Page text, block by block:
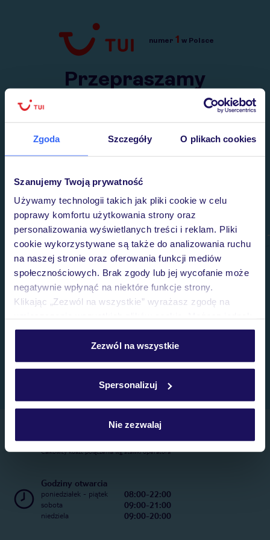
Zgoda Szczegóły O plikach cookies
Szanujemy Twoją prywatność
Używamy technologii takich jak pliki cookie w celu
poprawy komfortu użytkowania strony oraz
personalizowania wyświetlanych treści i reklam. Pliki
cookie wykorzystywane są także do analizowania ruchu
na naszej stronie oraz oferowania funkcji mediów
społecznościowych. Brak zgody lub jej wycofanie może
negatywnie wpłynąć na niektóre funkcje strony.
Klikając „Zezwól na wszystkie” wyrażasz zgodę na
personalizować swój wybór wchodząc w zakładkę
Szczegółowe informacje o plikach cookie znajdziesz
Zezwól na wszystkie
Spersonalizuj
Nie zezwalaj
Przejdź do TUI.pl
numer 1 w Polsce
Przepraszamy
Wysłaliśmy nasz serwis na krótkie wakacje.
Telefoniczne Centrum Rezerwacji
22 270 31 20
Całkowity koszt połączenia wg stawki operatora
Godziny otwarcia
poniedziałek - piątek 08:00-22:00
sobota 09:00-21:00
niedziela 09:00-20:00